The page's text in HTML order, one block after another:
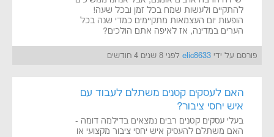
להתקיים ולעשות שמח בכל זמן ובכל שעה!
הופעות יום העצמאות מתקיימים כמדי שנה בכל
הערים במדינה, אז לאיפה אתם הולכים?
פורסם על ידי elic8633 לפני 8 שנים 4 חודשים
האם לעסקים קטנים משתלם לעבוד עם
איש יחסי ציבור?
בעלי עסקים קטנים רבים נמצאים בדילמה דומה -
האם משתלם להעסיק איש יחסי ציבור מקצועי או